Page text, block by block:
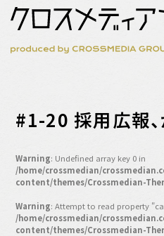
マガジン
新刊ができるまで
EVENT
MY WORK
#1-20 採用広報、
Warning: Undefined array key 0 in
/home/crossmedian/
content/themes/Crossmedian-
Warning: Attempt to read property
/home/crossmedian/
content/themes/Crossmedian-